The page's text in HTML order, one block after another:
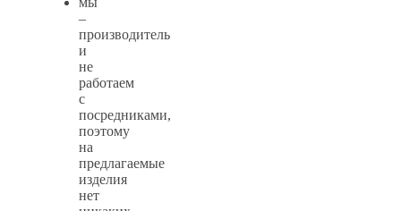
–
производитель
и
не
работаем
с
посредниками,
поэтому
на
предлагаемые
изделия
нет